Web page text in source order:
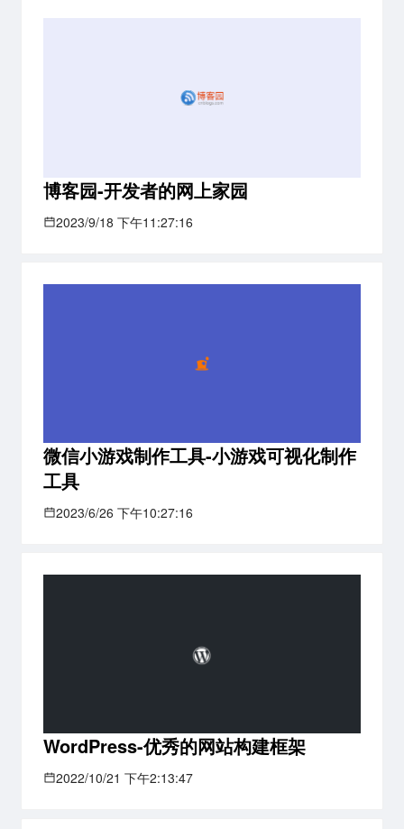
博客园-开发者的网上家园
2023/9/18 下午11:27:16
微信小游戏制作工具-小游戏可视化制作
工具
2023/6/26 下午10:27:16
WordPress-优秀的网站构建框架
2022/10/21 下午2:13:47